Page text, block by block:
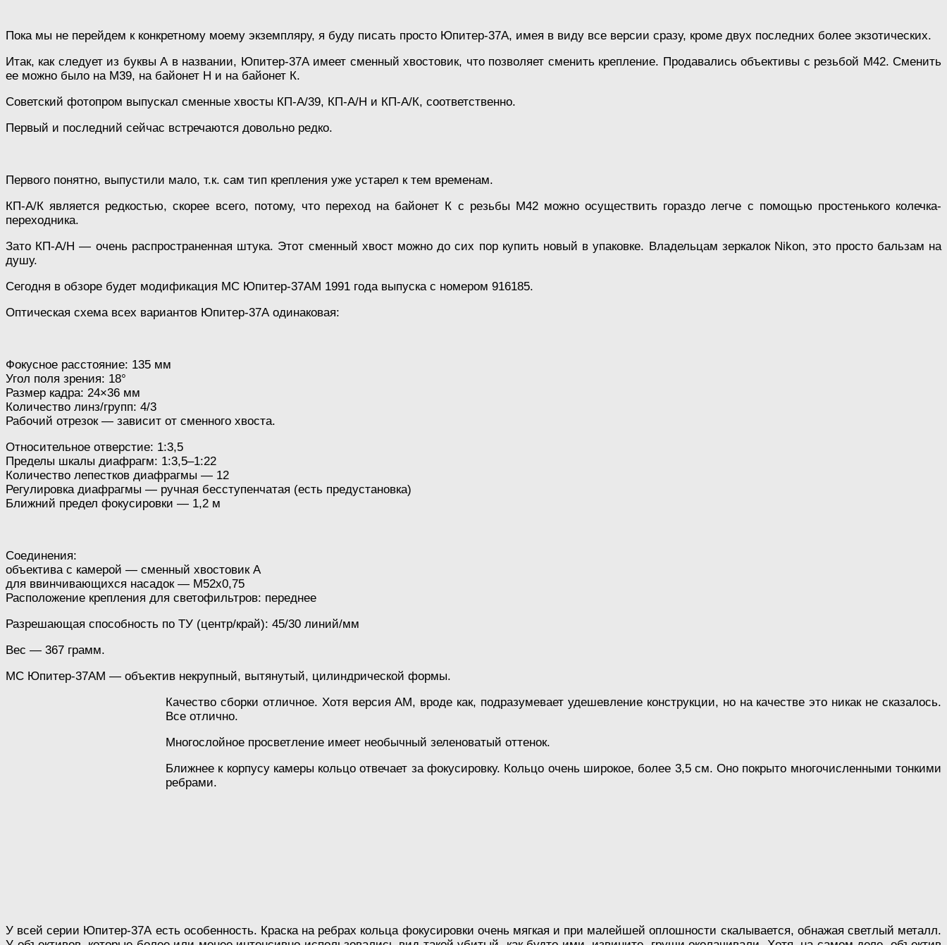
Пока мы не перейдем к конкретному моему экземпляру, я буду писать просто Юпитер-37А, имея в виду все версии сразу, кроме двух последних более экзотических.
Итак, как следует из буквы А в названии, Юпитер-37А имеет сменный хвостовик, что позволяет сменить крепление. Продавались объективы с резьбой М42. Сменить
ее можно было на М39, на байонет Н и на байонет К.
Советский фотопром выпускал сменные хвосты КП-А/39, КП-А/Н и КП-А/К, соответственно.
Первый и последний сейчас встречаются довольно редко.
Первого понятно, выпустили мало, т.к. сам тип крепления уже устарел к тем временам.
КП-А/К является редкостью, скорее всего, потому, что переход на байонет К с резьбы М42 можно осуществить гораздо легче с помощью простенького колечка-
переходника.
Зато КП-А/Н — очень распространенная штука. Этот сменный хвост можно до сих пор купить новый в упаковке. Владельцам зеркалок Nikon, это просто бальзам на
душу.
Сегодня в обзоре будет модификация МС Юпитер-37АМ 1991 года выпуска с номером 916185.
Оптическая схема всех вариантов Юпитер-37А одинаковая:
Фокусное расстояние: 135 мм
Угол поля зрения: 18°
Размер кадра: 24×36 мм
Количество линз/групп: 4/3
Рабочий отрезок — зависит от сменного хвоста.
Относительное отверстие: 1:3,5
Пределы шкалы диафрагм: 1:3,5–1:22
Количество лепестков диафрагмы — 12
Регулировка диафрагмы — ручная бесступенчатая (есть предустановка)
Ближний предел фокусировки — 1,2 м
Соединения:
объектива с камерой — сменный хвостовик А
для ввинчивающихся насадок — М52х0,75
Расположение крепления для светофильтров: переднее
Разрешающая способность по ТУ (центр/край): 45/30 линий/мм
Вес — 367 грамм.
МС Юпитер-37АМ — объектив некрупный, вытянутый, цилиндрической формы.
Качество сборки отличное. Хотя версия АМ, вроде как, подразумевает удешевление конструкции, но на качестве это никак не сказалось.
Все отлично.
Многослойное просветление имеет необычный зеленоватый оттенок.
Ближнее к корпусу камеры кольцо отвечает за фокусировку. Кольцо очень широкое, более 3,5 см. Оно покрыто многочисленными тонкими
ребрами.
У всей серии Юпитер-37А есть особенность. Краска на ребрах кольца фокусировки очень мягкая и при малейшей оплошности скалывается, обнажая светлый металл.